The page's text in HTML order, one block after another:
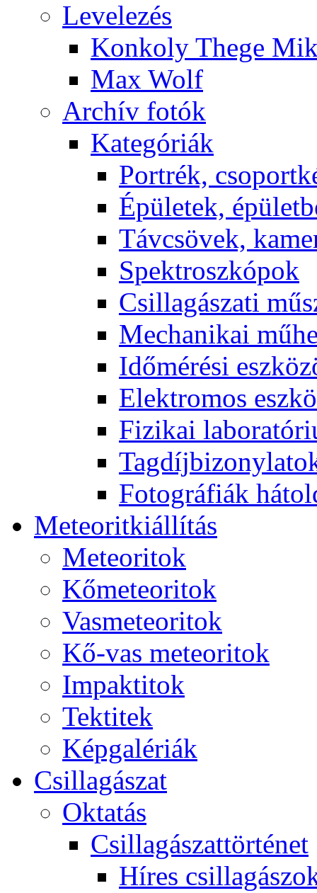
Le­ve­le­zés
Kon­koly The­ge
Max Wolf
Ar­chív fo­tók
Ka­te­gó­ri­ák
Port­rék,
Épü­le­tek,
Táv­csö­vek,
Spekt­rosz­kó­pok
Csil­la­gá­sza­ti
Me­cha­ni­kai
Idő­mé­ré­si
Elekt­ro­mos
Fi­zi­kai
Fo­tog­rá­fi­ák
Me­te­o­rit­ki­ál­lí­tás
Me­te­o­ri­tok
Kő­me­te­o­ri­tok
Vas­me­te­o­ri­tok
Kő-vas me­te­o­ri­tok
Imp­ak­ti­tok
Tek­ti­tek
Kép­ga­lé­ri­ák
Csil­la­gá­szat
Ok­ta­tás
Csil­la­gá­szat­tör­té­net
Hí­res